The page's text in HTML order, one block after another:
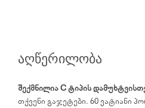
აღწერილობა
შექმნილია C ტიპის
თქვენი გაჯეტები. 60 ვატიანი